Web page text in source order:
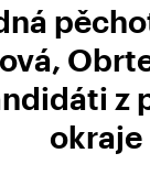
z
okraje